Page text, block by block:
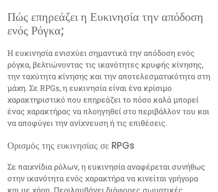
Πώς επηρεάζει η Ευκινησία την απόδοση
ενός Ρόγκα;
Η ευκινησία ενισχύει σημαντικά την απόδοση ενός
ρόγκα, βελτιώνοντας τις ικανότητες κρυφής κίνησης,
την ταχύτητα κίνησης και την αποτελεσματικότητα στη
μάχη. Σε RPGs, η ευκινησία είναι ένα κρίσιμο
χαρακτηριστικό που επηρεάζει το πόσο καλά μπορεί
ένας χαρακτήρας να πλοηγηθεί στο περιβάλλον του και
να αποφύγει την ανίχνευση ή τις επιθέσεις.
Ορισμός της ευκινησίας σε RPGs
Σε παιχνίδια ρόλων, η ευκινησία αναφέρεται συνήθως
στην ικανότητα ενός χαρακτήρα να κινείται γρήγορα
και με χάρη. Περιλαμβάνει διάφορες σωματικές